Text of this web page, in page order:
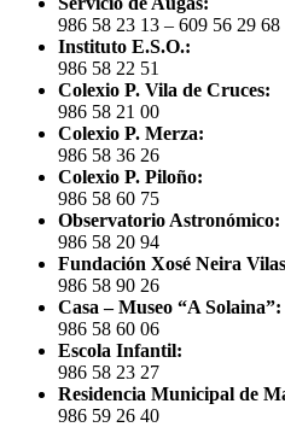
986 58 23 13 – 609 56 29 68
Instituto E.S.O.:
986 58 22 51
Colexio P. Vila de Cruces:
986 58 21 00
Colexio P. Merza:
986 58 36 26
Colexio P. Piloño:
986 58 60 75
Observatorio Astronómico:
986 58 20 94
Fundación Xosé Neira
986 58 90 26
Casa – Museo “A Solaina”:
986 58 60 06
Escola Infantil:
986 58 23 27
Residencia Municipal de
986 59 26 40